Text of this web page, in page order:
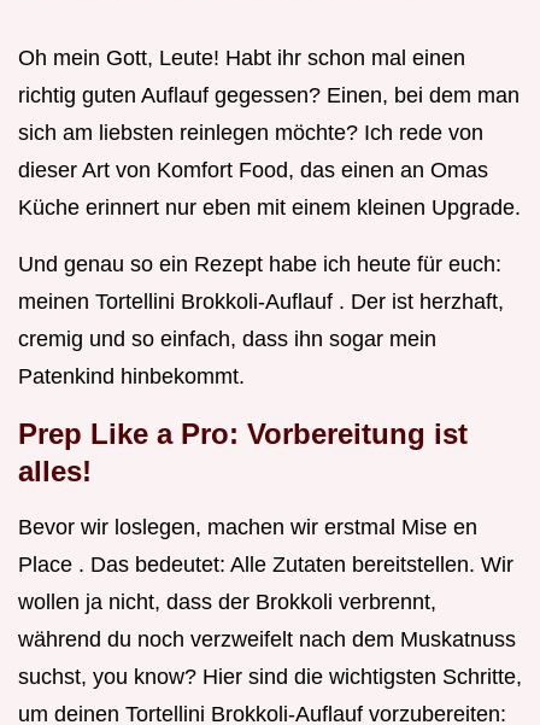
Oh mein Gott, Leute! Habt ihr schon mal einen
richtig guten Auflauf gegessen? Einen, bei dem man
sich am liebsten reinlegen möchte? Ich rede von
dieser Art von Komfort Food, das einen an Omas
Küche erinnert nur eben mit einem kleinen Upgrade.
Und genau so ein Rezept habe ich heute für euch:
meinen Tortellini Brokkoli-Auflauf . Der ist herzhaft,
cremig und so einfach, dass ihn sogar mein
Patenkind hinbekommt.
Prep Like a Pro: Vorbereitung ist
alles!
Bevor wir loslegen, machen wir erstmal Mise en
Place . Das bedeutet: Alle Zutaten bereitstellen. Wir
wollen ja nicht, dass der Brokkoli verbrennt,
während du noch verzweifelt nach dem Muskatnuss
suchst, you know? Hier sind die wichtigsten Schritte,
um deinen Tortellini Brokkoli-Auflauf vorzubereiten: